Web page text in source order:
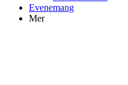
Evenemang
Mer